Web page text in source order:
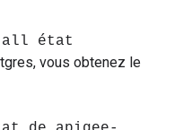
all état
vous obtenez le